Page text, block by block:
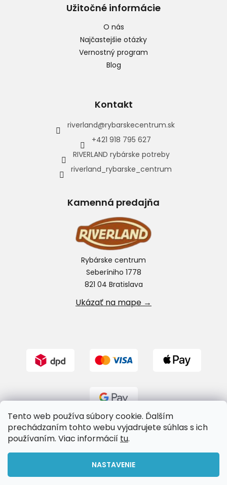
Tento web používa súbory cookie. Ďalším
prechádzaním tohto webu vyjadrujete súhlas s ich
používaním. Viac informácií tu.
NASTAVENIE
Užitočné informácie
O nás
Najčastejšie otázky
Vernostný program
Blog
Kontakt
riverland@rybarskecentrum.sk
+421 918 795 627
RIVERLAND rybárske potreby
riverland_rybarske_centrum
Kamenná predajňa
Rybárske centrum
Seberíniho 1778
821 04 Bratislava
Ukázať na mape →